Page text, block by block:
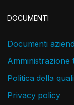
DOCUMENTI
Documenti
Amministrazione
Politica della
Privacy policy